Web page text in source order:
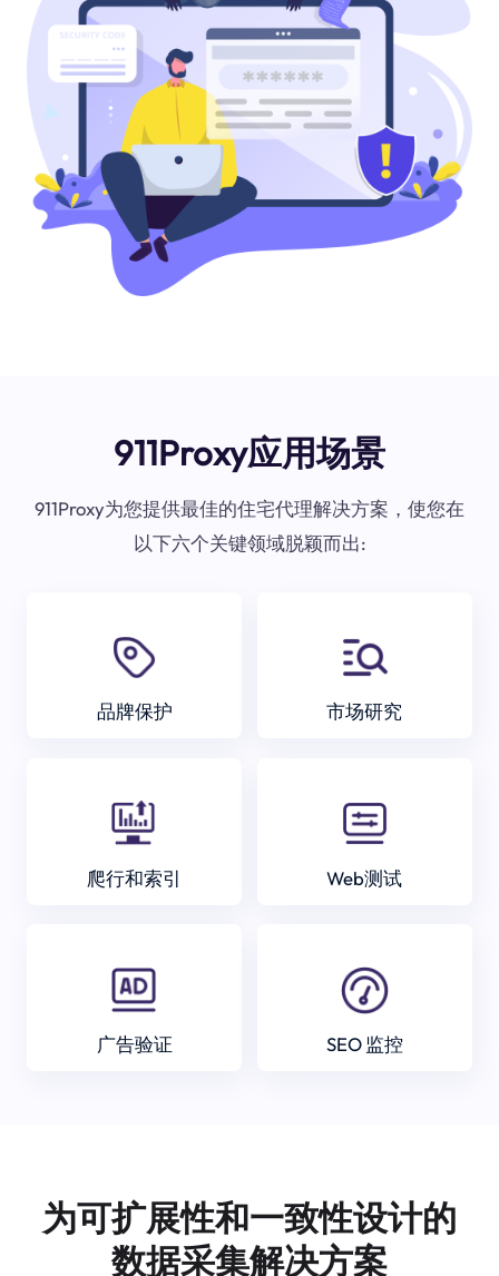
911Proxy应用场景
911Proxy为您提供最佳的住宅代理解决方案，使您在
以下六个关键领域脱颖而出:
品牌保护 市场研究
爬行和索引 Web测试
广告验证 SEO 监控
为可扩展性和一致性设计的
数据采集解决方案